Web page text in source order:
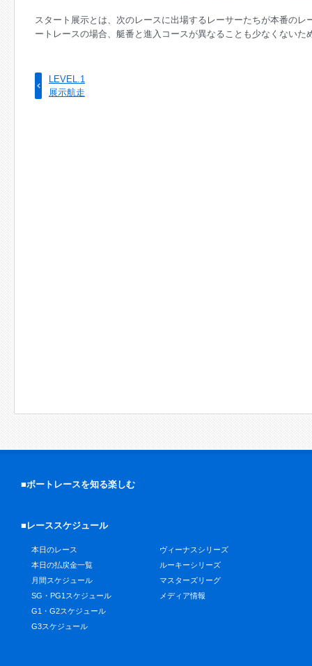
スタート展示とは、次のレースに出場するレーサーたちが本番の
ートレースの場合、艇番と進入コースが異なることも少なくない
LEVEL.1
展示航走
■ボートレースを知る楽しむ
■レーススケジュール
本日のレース
本日の払戻金一覧
月間スケジュール
SG・PG1スケジュール
G1・G2スケジュール
G3スケジュール
ヴィーナスシリーズ
ルーキーシリーズ
マスターズリーグ
メディア情報